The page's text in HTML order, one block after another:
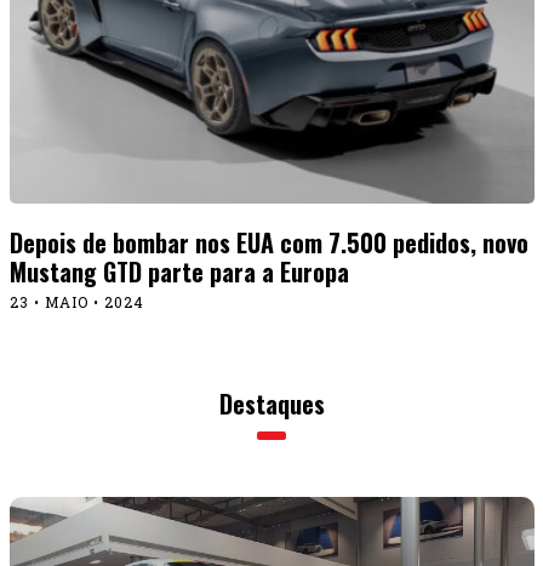
Depois de bombar nos EUA com 7.500 pedidos, novo
Mustang GTD parte para a Europa
23 • MAIO • 2024
Destaques